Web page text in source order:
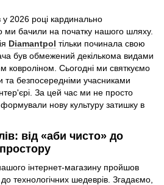
у 2026 році кардинально
ми бачили на початку нашого шляху.
Diamantpol тільки починала свою
був обмежений декількома видами
ковроліном. Сьогодні ми святкуємо
та безпосередніми учасниками
За цей час ми не просто
нову культуру затишку в
від «аби чисто» до
інтернет-магазину пройшов
технологічних шедеврів. Згадаємо,